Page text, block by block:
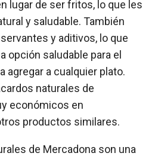
lugar de ser fritos, lo que les
y saludable. También
y aditivos, lo que
opción saludable para el
agregar a cualquier plato.
naturales de
económicos en
productos similares.
de Mercadona son una